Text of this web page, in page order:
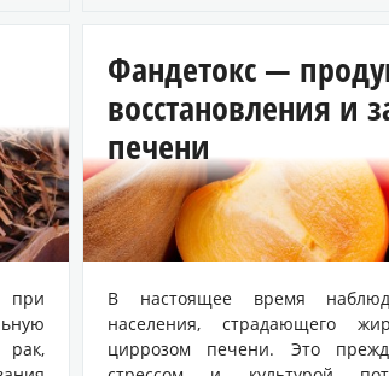
при
Фандетокс —
восстановления и
печени
В настоящее время
населения, страдающего
циррозом печени. Это